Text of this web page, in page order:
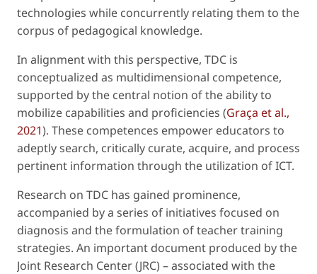
technologies while concurrently relating them to the
corpus of pedagogical knowledge.
In alignment with this perspective, TDC is
conceptualized as multidimensional competence,
supported by the central notion of the ability to
mobilize capabilities and proficiencies (Graça et al.,
2021). These competences empower educators to
adeptly search, critically curate, acquire, and process
pertinent information through the utilization of ICT.
Research on TDC has gained prominence,
accompanied by a series of initiatives focused on
diagnosis and the formulation of teacher training
strategies. An important document produced by the
Joint Research Center (JRC) – associated with the